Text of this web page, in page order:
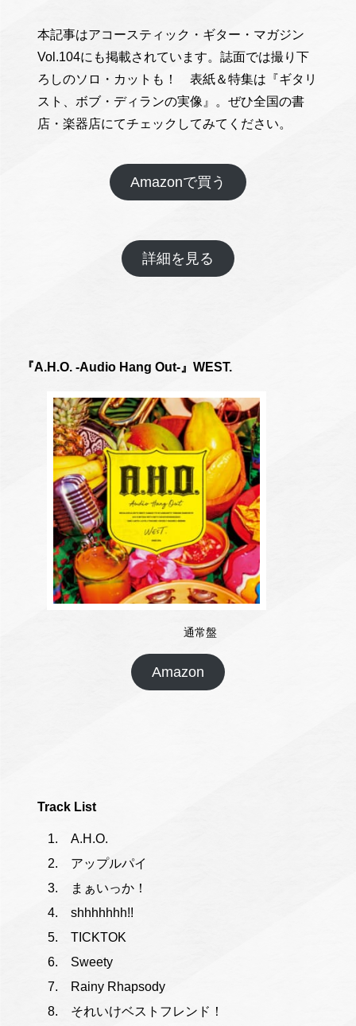
本記事はアコースティック・ギター・マガジン
Vol.104にも掲載されています。誌面では撮り下
ろしのソロ・カットも！ 表紙＆特集は『ギタリ
スト、ボブ・ディランの実像』。ぜひ全国の書
店・楽器店にてチェックしてみてください。
Amazonで買う
詳細を見る
『A.H.O. -Audio Hang Out- 』WEST.
通常盤
Amazon
Track List
A.H.O.
アップルパイ
まぁいっか！
shhhhhhh!!
TICKTOK
Sweety
Rainy Rhapsody
それいけベストフレンド！